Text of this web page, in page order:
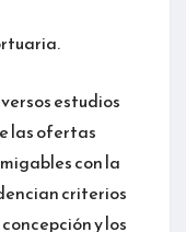
estudios
las ofertas
con la
criterios
y los